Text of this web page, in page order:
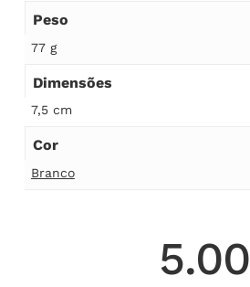
Peso
77 g
Dimensões
7,5 cm
Cor
Branco
5.00